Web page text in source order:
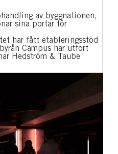
av byggnationen,
sina portar för
har fått etableringsstöd
Campus har utfört
Hedström & Taube